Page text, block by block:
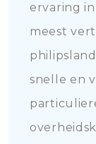
ervaring
meest
snelle en